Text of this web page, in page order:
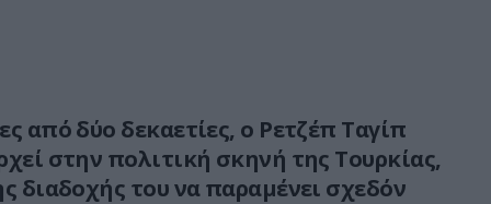
από δύο δεκαετίες, ο Ρετζέπ Ταγίπ
στην πολιτική σκηνή της Τουρκίας,
διαδοχής του να παραμένει σχεδόν